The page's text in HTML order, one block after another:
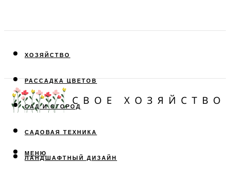
ХОЗЯЙСТВО
РАССАДКА ЦВЕТОВ
САД И ОГОРОД
САДОВАЯ ТЕХНИКА
ЛАНДШАФТНЫЙ ДИЗАЙН
МЕНЮ